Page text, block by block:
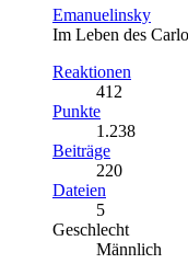
Emanuelinsky
Im Leben des
Reaktionen
412
Punkte
1.238
Beiträge
220
Dateien
5
Geschlecht
Männlich